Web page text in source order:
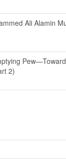
Ali Alamin
2)